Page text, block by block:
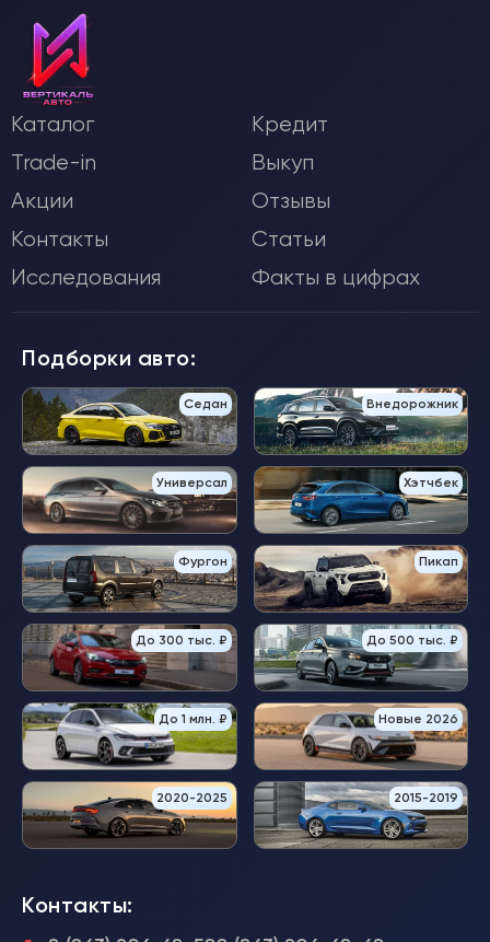
Каталог
Кредит
Trade-in
Выкуп
Акции
Отзывы
Контакты
Статьи
Исследования
Факты в цифрах
Подборки авто:
Седан Внедорожник
Универсал Хэтчбек
Фургон Пикап
До 300 тыс. ₽ До 500 тыс. ₽
До 1 млн. ₽ Новые 2026
2020-2025 2015-2019
Контакты: